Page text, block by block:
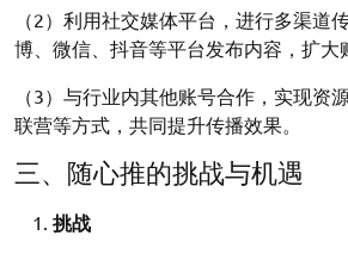
（2）利用社交媒体平台，进行多渠道
博、微信、抖音等平台发布内容，扩大
（3）与行业内其他账号合作，实现资
联营等方式，共同提升传播效果。
三、随心推的挑战与机遇
挑战